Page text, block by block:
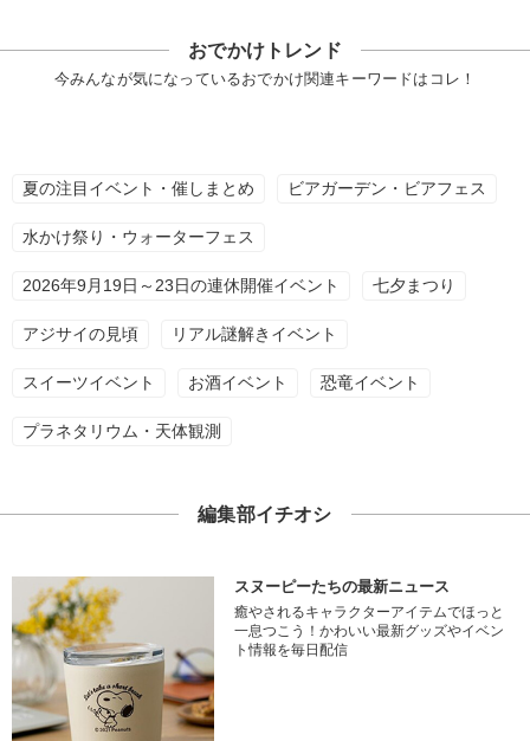
おでかけトレンド
今みんなが気になっているおでかけ関連キーワードはコレ！
夏の注目イベント・催しまとめ ビアガーデン・ビアフェス
水かけ祭り・ウォーターフェス
2026年9月19日～23日の連休開催イベント 七夕まつり
アジサイの見頃 リアル謎解きイベント
スイーツイベント お酒イベント 恐竜イベント
プラネタリウム・天体観測
編集部イチオシ
スヌーピーたちの最新ニュース
癒やされるキャラクターアイテムでほっと
一息つこう！かわいい最新グッズやイベン
ト情報を毎日配信